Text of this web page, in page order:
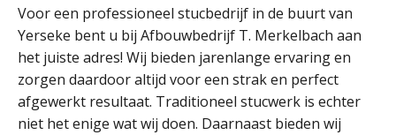
Voor een professioneel stucbedrijf in de buurt van
Yerseke bent u bij Afbouwbedrijf T. Merkelbach aan
het juiste adres! Wij bieden jarenlange ervaring en
zorgen daardoor altijd voor een strak en perfect
afgewerkt resultaat. Traditioneel stucwerk is echter
niet het enige wat wij doen. Daarnaast bieden wij